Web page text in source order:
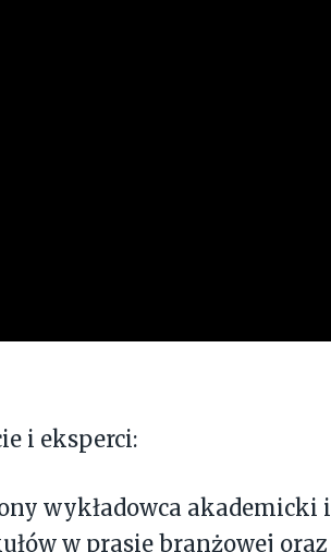
i eksperci:
wykładowca akademicki i
w prasie branżowej oraz